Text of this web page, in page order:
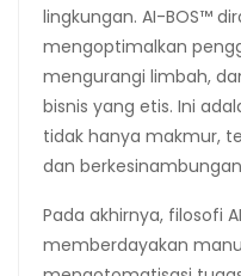
lingkungan. AI-BOS™
mengoptimalkan
mengurangi limbah,
bisnis yang etis. Ini
tidak hanya makmur,
dan
Pada akhirnya, filosofi
memberdayakan